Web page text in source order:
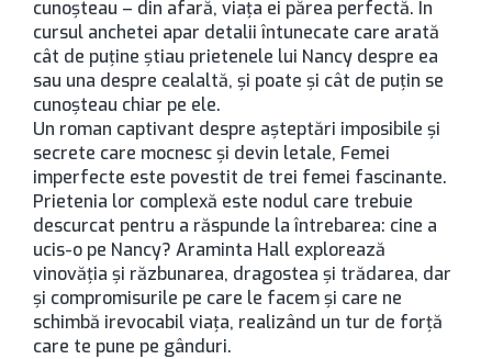
cunoșteau – din afară, viața ei părea perfectă. În
cursul anchetei apar detalii întunecate care arată
cât de puține știau prietenele lui Nancy despre ea
sau una despre cealaltă, și poate și cât de puțin se
cunoșteau chiar pe ele.
Un roman captivant despre așteptări imposibile și
secrete care mocnesc și devin letale, Femei
imperfecte este povestit de trei femei fascinante.
Prietenia lor complexă este nodul care trebuie
descurcat pentru a răspunde la întrebarea: cine a
ucis-o pe Nancy? Araminta Hall explorează
vinovăția și răzbunarea, dragostea și trădarea, dar
și compromisurile pe care le facem și care ne
schimbă irevocabil viața, realizând un tur de forță
care te pune pe gânduri.